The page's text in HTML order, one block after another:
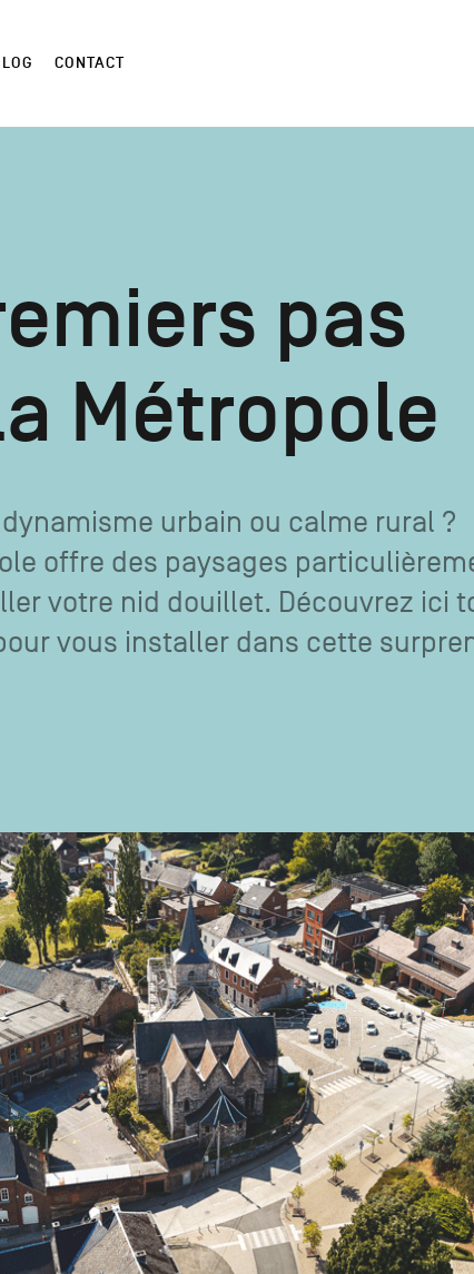
CONTACT
pas
Métropole
urbain ou calme rural ?
offre des paysages
votre nid douillet. Découvrez ici
vous installer dans cette